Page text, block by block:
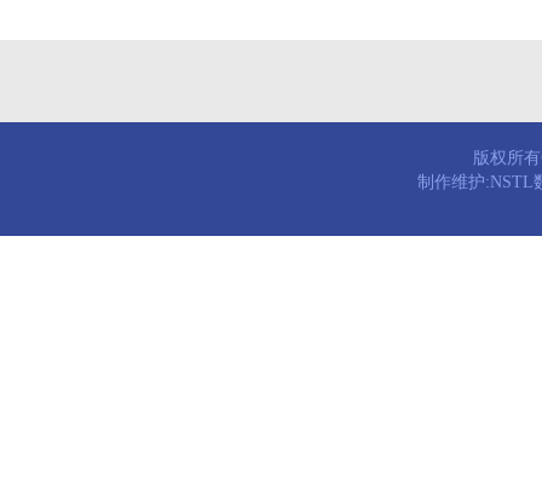
版权所
制作维护:NSTL